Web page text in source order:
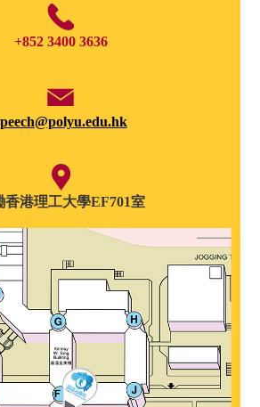
+852 3400 3636
香港理工大學EF701室